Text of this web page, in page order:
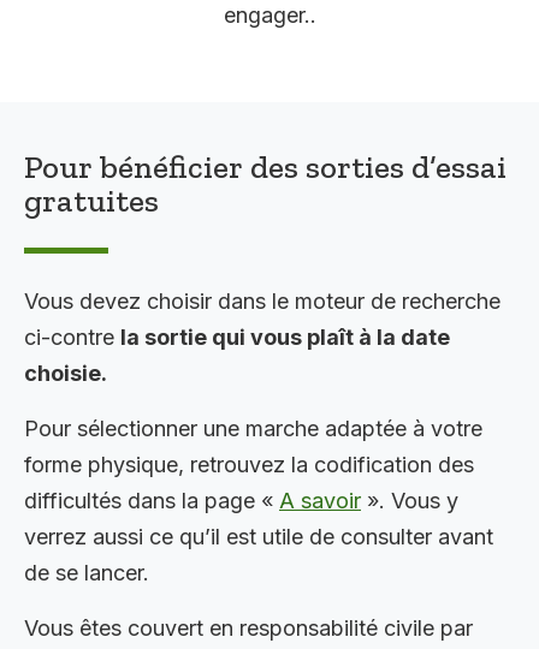
engager..
Pour bénéficier des sorties d’essai
gratuites
Vous devez choisir dans le moteur de recherche
ci-contre la sortie qui vous plaît à la date
choisie.
Pour sélectionner une marche adaptée à votre
forme physique, retrouvez la codification des
difficultés dans la page « A savoir ». Vous y
verrez aussi ce qu’il est utile de consulter avant
de se lancer.
Vous êtes couvert en responsabilité civile par